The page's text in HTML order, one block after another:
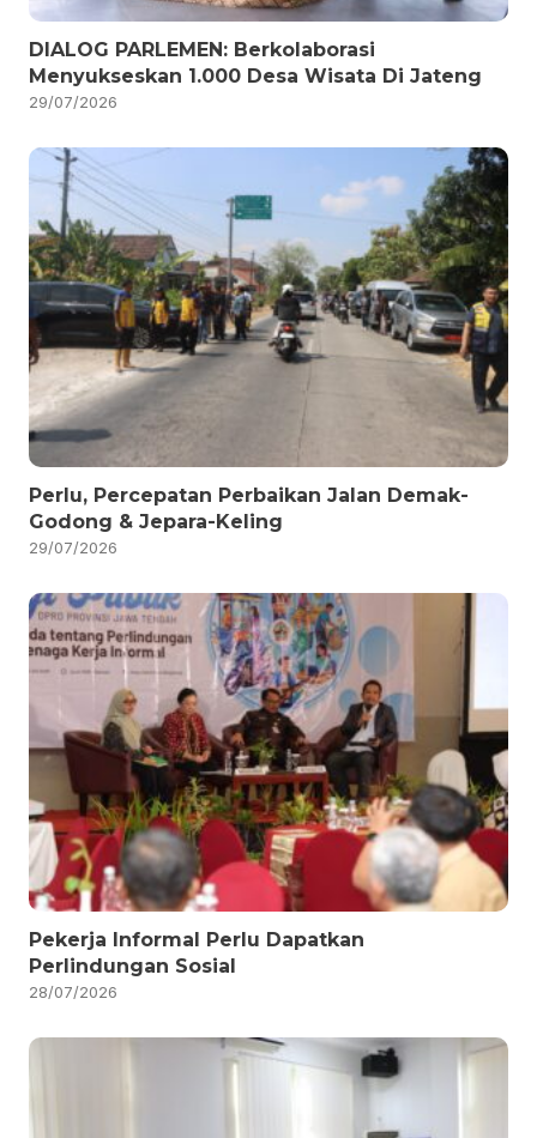
DIALOG PARLEMEN: Berkolaborasi
Menyukseskan 1.000 Desa Wisata Di Jateng
29/07/2026
Perlu, Percepatan Perbaikan Jalan Demak-
Godong & Jepara-Keling
29/07/2026
Pekerja Informal Perlu Dapatkan
Perlindungan Sosial
28/07/2026